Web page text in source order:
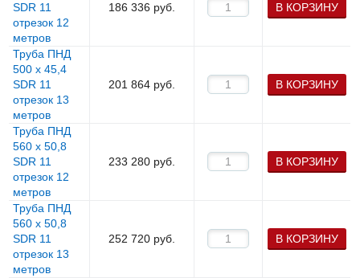
SDR 11
отрезок 12
метров
186 336 руб. В КОРЗИНУ
Труба ПНД
500 х 45,4
SDR 11
отрезок 13
метров
201 864 руб. В КОРЗИНУ
Труба ПНД
560 х 50,8
SDR 11
отрезок 12
метров
233 280 руб. В КОРЗИНУ
Труба ПНД
560 х 50,8
SDR 11
отрезок 13
метров
252 720 руб. В КОРЗИНУ